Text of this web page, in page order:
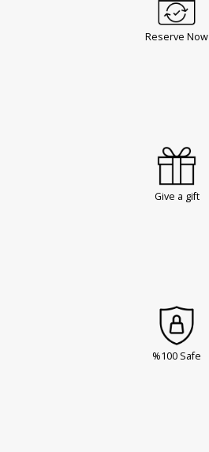
Reserve Now
Give a gift
%100 Safe